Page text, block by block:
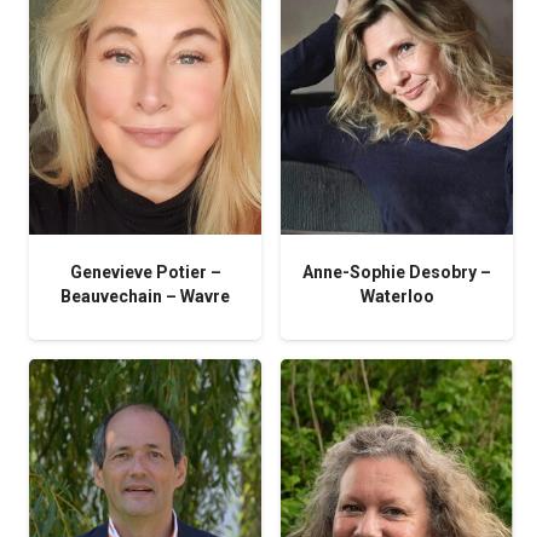
Genevieve Potier –
Beauvechain – Wavre
Anne-Sophie Desobry –
Waterloo